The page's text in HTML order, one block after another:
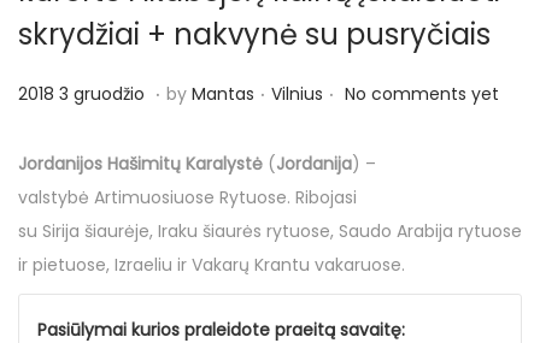
n
skrydžiai + nakvynė su pusryčiais
P
s
t
e
d
o
2018 3 gruodžio 2
1
8
3
g
r
u
. by Mantas . P
s
t
e
d
i
n
Vilnius . No comments yet
Jordanijos Hašimitų Karalystė (Jordanija) –
valstybė Artimuosiuose Rytuose. Ribojasi
su Sirija šiaurėje, Iraku šiaurės rytuose, Saudo Arabija rytuose
ir pietuose, Izraeliu ir Vakarų Krantu vakaruose.
Pasiūlymai kurios praleidote praeitą savaitę: